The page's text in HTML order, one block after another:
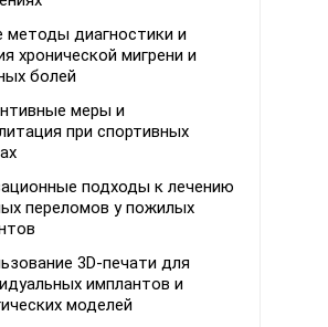
методы диагностики и
хронической мигрени и
болей
меры и
при спортивных
подходы к лечению
переломов у пожилых
3D-печати для
имплантов и
моделей